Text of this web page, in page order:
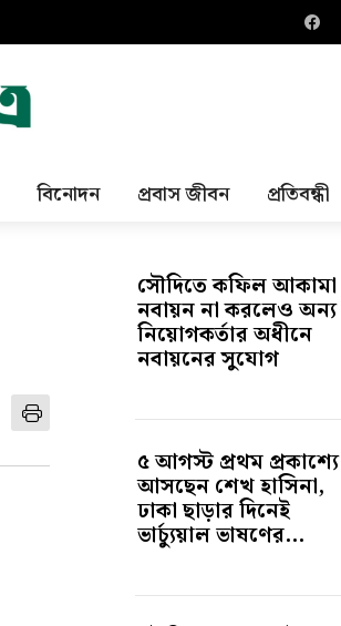
বিনোদন প্রবাস জীবন প্রতিবন্ধী
সৌদিতে কফিল আকামা
নবায়ন না করলেও অন্য
নিয়োগকর্তার অধীনে
নবায়নের সুযোগ
৫ আগস্ট প্রথম প্রকাশ্যে
আসছেন শেখ হাসিনা,
ঢাকা ছাড়ার দিনেই
ভার্চ্যুয়াল ভাষণের...